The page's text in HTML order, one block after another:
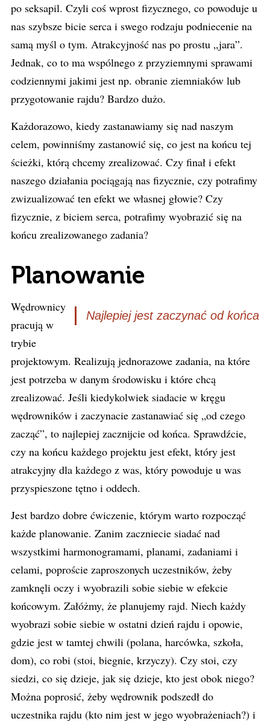
po seksapil. Czyli coś wprost fizycznego, co powoduje u
nas szybsze bicie serca i swego rodzaju podniecenie na
samą myśl o tym. Atrakcyjność nas po prostu „jara”.
Jednak, co to ma wspólnego z przyziemnymi sprawami
codziennymi jakimi jest np. obranie ziemniaków lub
przygotowanie rajdu? Bardzo dużo.
Każdorazowo, kiedy zastanawiamy się nad naszym
celem, powinniśmy zastanowić się, co jest na końcu tej
ścieżki, którą chcemy zrealizować. Czy finał i efekt
naszego działania pociągają nas fizycznie, czy potrafimy
zwizualizować ten efekt we własnej głowie? Czy
fizycznie, z biciem serca, potrafimy wyobrazić się na
końcu zrealizowanego zadania?
Planowanie
Najlepiej jest zaczynać od końca
Wędrownicy
pracują w
trybie
projektowym. Realizują jednorazowe zadania, na które
jest potrzeba w danym środowisku i które chcą
zrealizować. Jeśli kiedykolwiek siadacie w kręgu
wędrowników i zaczynacie zastanawiać się „od czego
zacząć”, to najlepiej zacznijcie od końca. Sprawdźcie,
czy na końcu każdego projektu jest efekt, który jest
atrakcyjny dla każdego z was, który powoduje u was
przyspieszone tętno i oddech.
Jest bardzo dobre ćwiczenie, którym warto rozpocząć
każde planowanie. Zanim zaczniecie siadać nad
wszystkimi harmonogramami, planami, zadaniami i
celami, poproście zaproszonych uczestników, żeby
zamknęli oczy i wyobrazili sobie siebie w efekcie
końcowym. Załóżmy, że planujemy rajd. Niech każdy
wyobrazi sobie siebie w ostatni dzień rajdu i opowie,
gdzie jest w tamtej chwili (polana, harcówka, szkoła,
dom), co robi (stoi, biegnie, krzyczy). Czy stoi, czy
siedzi, co się dzieje, jak się dzieje, kto jest obok niego?
Można poprosić, żeby wędrownik podszedł do
uczestnika rajdu (kto nim jest w jego wyobrażeniach?) i